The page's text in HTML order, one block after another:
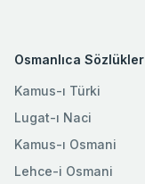
Osmanlıca Sözlükler
Kamus-ı Türki
Lugat-ı Naci
Kamus-ı Osmani
Lehce-i Osmani